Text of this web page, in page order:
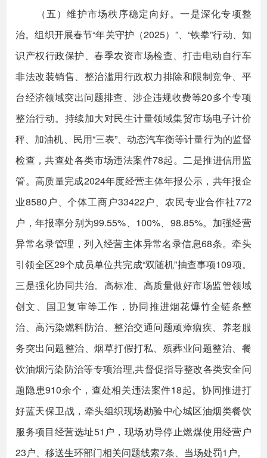
（五）维护市场秩序稳定向好。一是深化专项整
治。组织开展春节“年关守护（2025）”、“铁拳”行动、知
识产权行政保护、春季农资市场检查、打击电动自行车
非法改装销售、整治滥用行政权力排除和限制竞争、平
台经济领域突出问题排查、涉企违规收费等20多个专项
整治行动。持续加大对民生计量领域集贸市场电子计价
秤、加油机、民用“三表”、动态汽车衡等计量行为的监督
检查，共查处各类市场违法案件78起。二是推进信用监
管。高质量完成2024年度经营主体年报公示，共年报企
业8580户、个体工商户33422户、农民专业合作社772
户，年报率分别为99.55%、100%、98.85%。加强经营
异常名录管理，列入经营主体异常名录信息68条。牵头
引领全区29个成员单位共完成“双随机”抽查事项109项。
三是强化协同共治。高标准、高质量做好市场监管领域
创文、国卫复审等工作，协同推进烟花爆竹全链条整
治、高污染燃料防治、整治交通问题顽瘴痼疾、养老服
务突出问题整治、烟草打假打私、殡葬业问题整治、餐
饮油烟污染防治等专项治理,共督促指导整改各类安全问
题隐患910余个，查处相关违法案件18起。协同推进打
好蓝天保卫战，牵头组织现场勘验中心城区油烟类餐饮
服务项目经营选址51户，现场劝导停止燃煤使用经营户
23户、移送生环部门相关问题线索7条、当场处罚1户。